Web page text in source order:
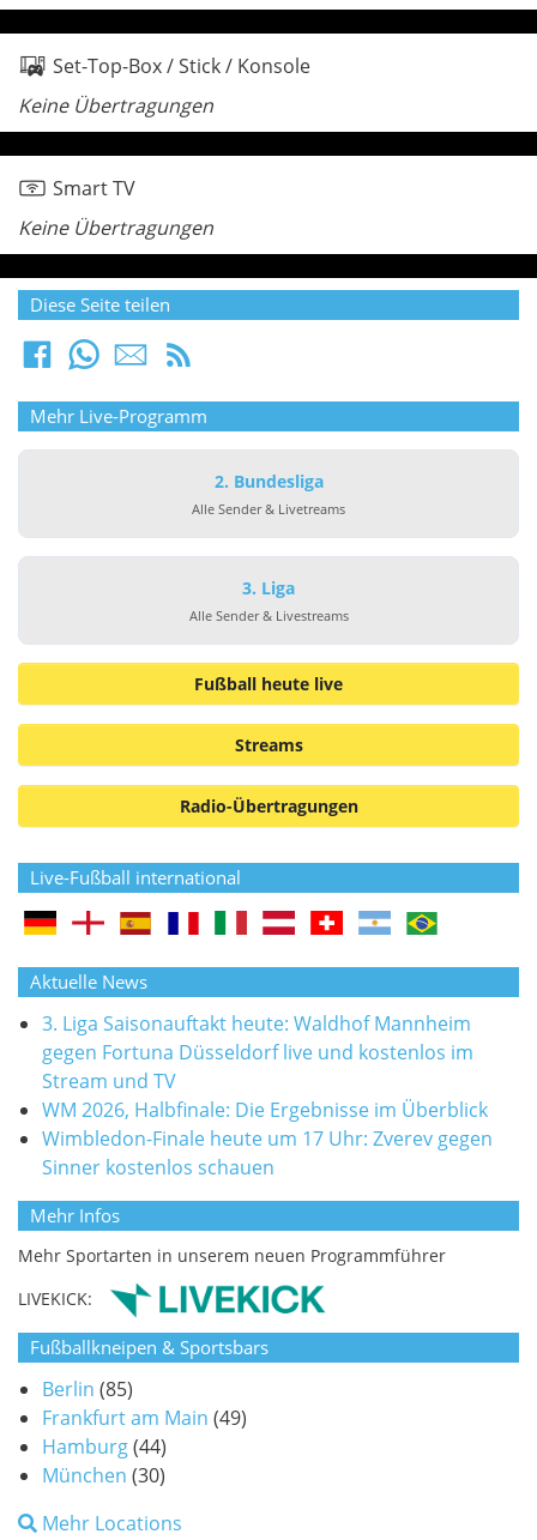
Set-Top-Box / Stick / Konsole
Keine Übertragungen
Smart TV
Keine Übertragungen
Diese Seite teilen
Mehr Live-Programm
2. Bundesliga
Alle Sender & Livetreams
3. Liga
Alle Sender & Livestreams
Fußball heute live
Streams
Radio-Übertragungen
Live-Fußball international
Aktuelle News
3. Liga Saisonauftakt heute: Waldhof Mannheim
gegen Fortuna Düsseldorf live und kostenlos im
Stream und TV
WM 2026, Halbfinale: Die Ergebnisse im Überblick
Wimbledon-Finale heute um 17 Uhr: Zverev gegen
Sinner kostenlos schauen
Mehr Infos
Mehr Sportarten in unserem neuen Programmführer
LIVEKICK:
Fußballkneipen & Sportsbars
Berlin (85)
Frankfurt am Main (49)
Hamburg(44)
München (30)
Mehr Locations